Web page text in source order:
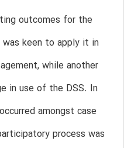
outcomes for the
was keen to apply it in
while another
in use of the DSS. In
amongst case
process was